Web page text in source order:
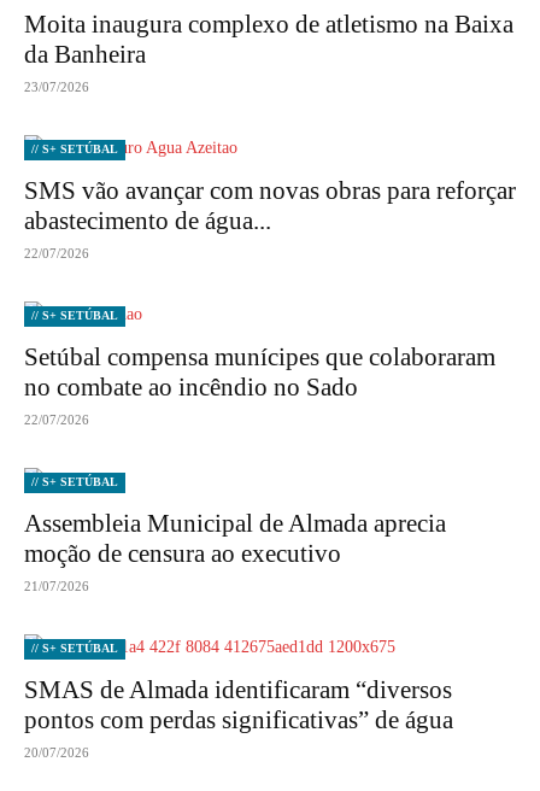
Moita inaugura complexo de atletismo na Baixa
da Banheira
23/07/2026
// S+ SETÚBAL
SMS vão avançar com novas obras para reforçar
abastecimento de água...
22/07/2026
// S+ SETÚBAL
Setúbal compensa munícipes que colaboraram
no combate ao incêndio no Sado
22/07/2026
// S+ SETÚBAL
Assembleia Municipal de Almada aprecia
moção de censura ao executivo
21/07/2026
// S+ SETÚBAL
SMAS de Almada identificaram “diversos
pontos com perdas significativas” de água
20/07/2026